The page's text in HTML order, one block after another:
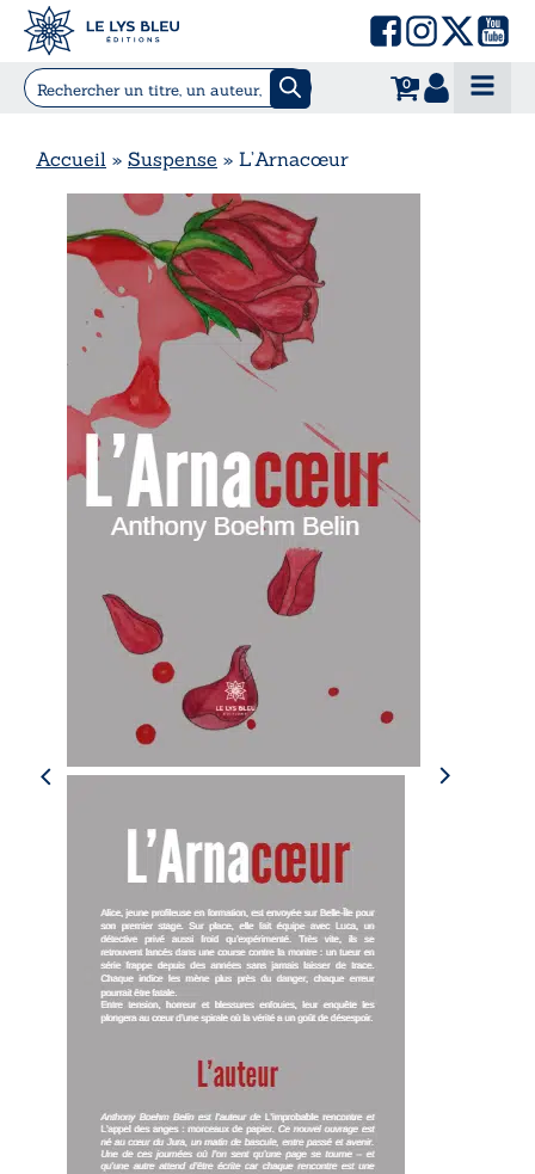
0
Accueil » Suspense » L’Arnacœur